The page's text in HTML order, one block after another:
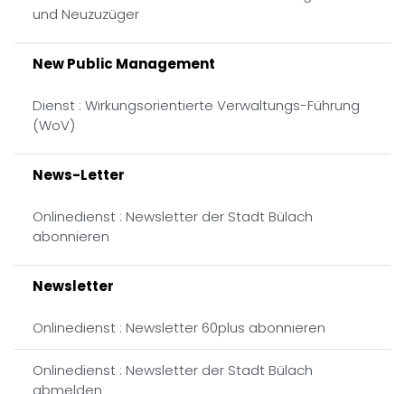
und Neuzuzüger
New Public Management
Dienst : Wirkungsorientierte Verwaltungs-Führung
(WoV)
News-Letter
Onlinedienst : Newsletter der Stadt Bülach
abonnieren
Newsletter
Onlinedienst : Newsletter 60plus abonnieren
Onlinedienst : Newsletter der Stadt Bülach
abmelden